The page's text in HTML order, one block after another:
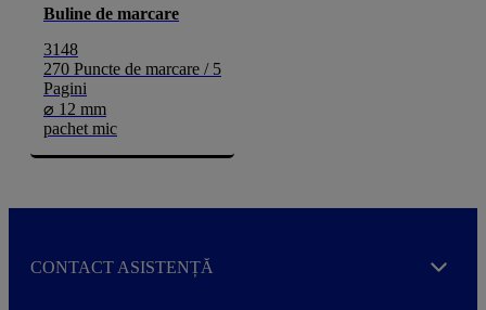
Buline de marcare
3148
270 Puncte de marcare / 5
Pagini
⌀ 12 mm
pachet mic
CONTACT ASISTENȚĂ Expand